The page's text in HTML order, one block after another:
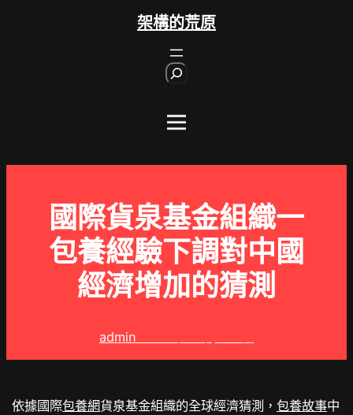
架構的荒原
國際貨泉基金組織一
包養經驗下調對中國
經濟增加的猜測
admin
依據國際包養網貨泉基金組織的全球經濟猜測，包養故事中